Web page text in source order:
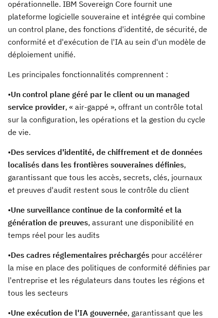
opérationnelle. IBM Sovereign Core fournit une
plateforme logicielle souveraine et intégrée qui combine
un control plane, des fonctions d'identité, de sécurité, de
conformité et d'exécution de l'IA au sein d'un modèle de
déploiement unifié.
Les principales fonctionnalités comprennent :
•Un control plane géré par le client ou un managed
service provider, « air-gappé », offrant un contrôle total
sur la configuration, les opérations et la gestion du cycle
de vie.
•Des services d'identité, de chiffrement et de données
localisés dans les frontières souveraines définies,
garantissant que tous les accès, secrets, clés, journaux
et preuves d'audit restent sous le contrôle du client
•Une surveillance continue de la conformité et la
génération de preuves, assurant une disponibilité en
temps réel pour les audits
•Des cadres réglementaires préchargés pour accélérer
la mise en place des politiques de conformité définies par
l'entreprise et les régulateurs dans toutes les régions et
tous les secteurs
•Une exécution de l'IA gouvernée, garantissant que les